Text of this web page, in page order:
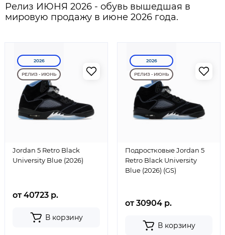
Релиз ИЮНЯ 2026 - обувь вышедшая в
мировую продажу в июне 2026 года.
2026
РЕЛИЗ - ИЮНЬ
Jordan 5 Retro Black
University Blue (2026)
от 40723 р.
В корзину
2026
РЕЛИЗ - ИЮНЬ
Подростковые Jordan 5
Retro Black University
Blue (2026) (GS)
от 30904 р.
В корзину